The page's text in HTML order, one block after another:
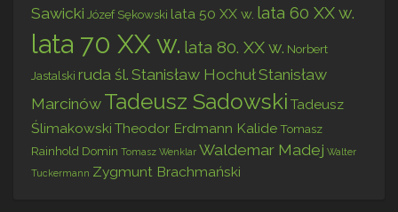
Sawicki Józef Sękowski lata 50 XX w. lata 60 XX w.
lata 70 XX w. lata 80. XX w. Norbert
Jastalski ruda śl. Stanisław HochułStanisław
Marcinów Tadeusz Sadowski Tadeusz
Ślimakowski Theodor Erdmann KalideTomasz
Rainhold Domin Tomasz Wenklar Waldemar Madej Walter
Tuckermann Zygmunt Brachmański